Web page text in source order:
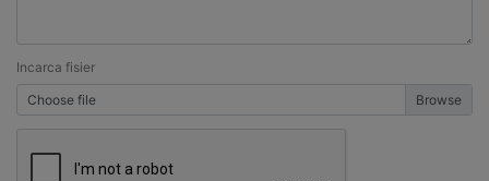
Incarca fisier
Choose file